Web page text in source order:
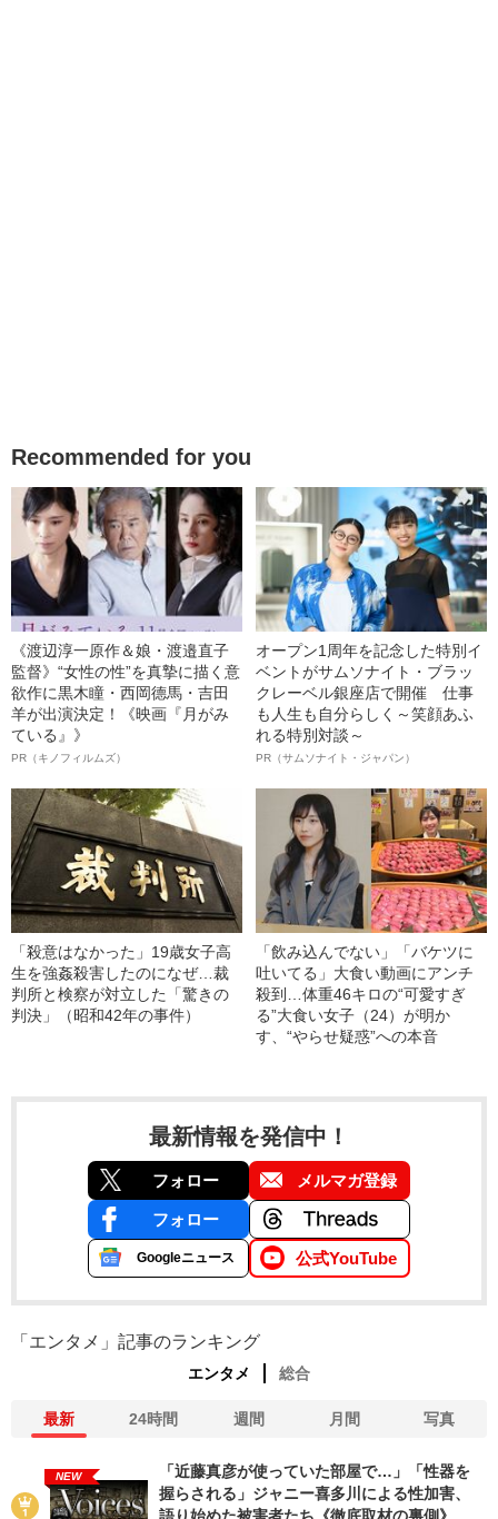
Recommended for you
《渡辺淳一原作＆娘・渡邉直子
監督》“女性の性”を真摯に描く意
欲作に黒木瞳・西岡德馬・吉田
羊が出演決定！《映画『月がみ
ている』》
PR（キノフィルムズ）
オープン1周年を記念した特別イ
ベントがサムソナイト・ブラッ
クレーベル銀座店で開催 仕事
も人生も自分らしく～笑顔あふ
れる特別対談～
PR（サムソナイト・ジャパン）
「殺意はなかった」19歳女子高
生を強姦殺害したのになぜ…裁
判所と検察が対立した「驚きの
判決」（昭和42年の事件）
「飲み込んでない」「バケツに
吐いてる」大食い動画にアンチ
殺到…体重46キロの“可愛すぎ
る”大食い女子（24）が明か
す、“やらせ疑惑”への本音
最新情報を発信中！
フォロー メルマガ登録
フォロー
Googleニュース 公式YouTube
「エンタメ」記事のランキング
エンタメ 総合
最新 24時間 週間 月間 写真
NEW
「近藤真彦が使っていた部屋で…」「性器を
握らされる」ジャニー喜多川による性加害、